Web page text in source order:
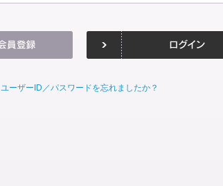
ユーザーID／パスワードを忘れましたか？